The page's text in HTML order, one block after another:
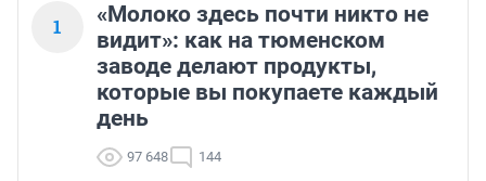
1
«Молоко здесь почти никто не
видит»: как на тюменском
заводе делают продукты,
которые вы покупаете каждый
день
97 648 144